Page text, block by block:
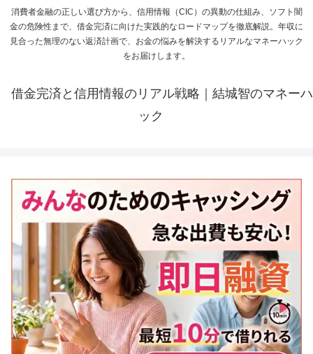
消費者金融の正しい選び方から、信用情報（CIC）の異動の仕組み、ソフト闇
金の危険性まで、借金完済に向けた実践的なロードマップを徹底解説。年収に
見合った無理のない返済計画で、お金の悩みを解決するリアルなマネーハック
をお届けします。
借金完済と信用情報のリアル戦略｜結城智のマネーハ
ック